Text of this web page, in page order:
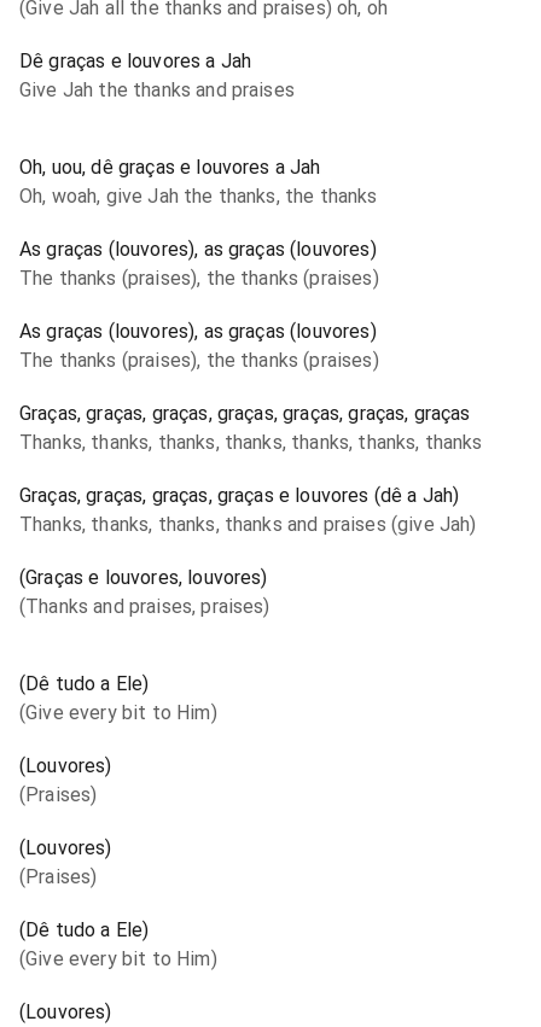
(Give Jah all the thanks and praises) oh, oh
Dê graças e louvores a Jah
Give Jah the thanks and praises
Oh, uou, dê graças e louvores a Jah
Oh, woah, give Jah the thanks, the thanks
As graças (louvores), as graças (louvores)
The thanks (praises), the thanks (praises)
As graças (louvores), as graças (louvores)
The thanks (praises), the thanks (praises)
Graças, graças, graças, graças, graças, graças, graças
Thanks, thanks, thanks, thanks, thanks, thanks, thanks
Graças, graças, graças, graças e louvores (dê a Jah)
Thanks, thanks, thanks, thanks and praises (give Jah)
(Graças e louvores, louvores)
(Thanks and praises, praises)
(Dê tudo a Ele)
(Give every bit to Him)
(Louvores)
(Praises)
(Louvores)
(Praises)
(Dê tudo a Ele)
(Give every bit to Him)
(Louvores)